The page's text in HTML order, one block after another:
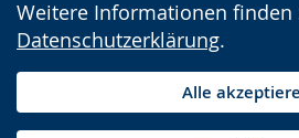
Weitere Informationen finden
Datenschutzerklärung.
Alle